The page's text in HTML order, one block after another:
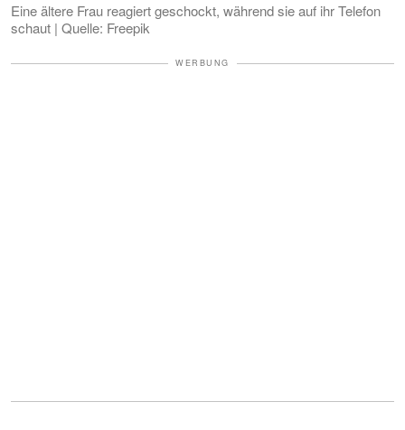
Eine ältere Frau reagiert geschockt, während sie auf ihr Telefon
schaut | Quelle: Freepik
WERBUNG